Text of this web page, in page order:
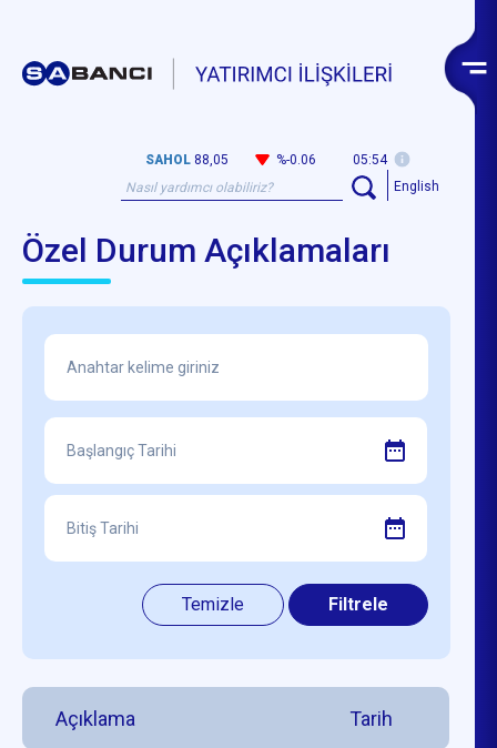
SAHOL 88,05 %-0.06
05:54
English
Özel Durum Açıklamaları
Açıklama Tarih